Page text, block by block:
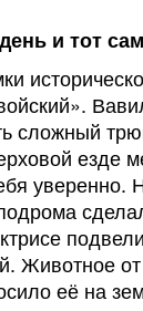
и тот
сложный
езде
уверенно.
Животное
её на